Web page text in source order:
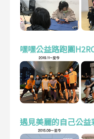
嘿嘿公益路跑團
遇見美麗的自己公益